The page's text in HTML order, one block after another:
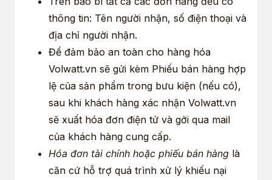
thông tin: Tên người nhận, số điện thoại và
địa chỉ người nhận.
Để đảm bảo an toàn cho hàng hóa
Volwatt.vn sẽ gửi kèm Phiếu bán hàng hợp
lệ của sản phẩm trong bưu kiện (nếu có),
sau khi khách hàng xác nhận Volwatt.vn
sẽ xuất hóa đơn điện tử và gởi qua mail
của khách hàng cung cấp.
Hóa đơn tài chính hoặc phiếu bán hàng là
căn cứ hỗ trợ quá trình xử lý khiếu nại